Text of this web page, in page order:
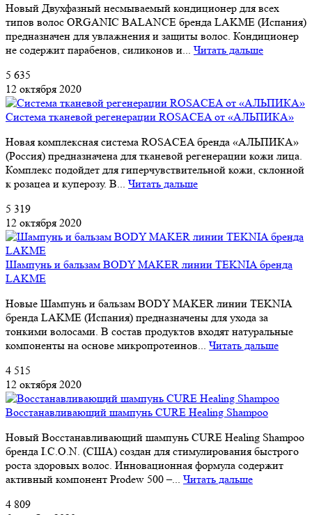
Новый Двухфазный несмываемый кондиционер для всех
типов волос ORGANIC BALANCE бренда LAKME (Испания)
предназначен для увлажнения и защиты волос. Кондиционер
не содержит парабенов, силиконов и... Читать дальше
5 635
12 октября 2020
Система тканевой регенерации ROSACEA от «АЛЬПИКА»
Новая комплексная система ROSACEA бренда «АЛЬПИКА»
(Россия) предназначена для тканевой регенерации кожи лица.
Комплекс подойдет для гиперчувствительной кожи, склонной
к розацеа и куперозу. В... Читать дальше
5 319
12 октября 2020
Шампунь и бальзам BODY MAKER линии TEKNIA бренда
LAKME
Новые Шампунь и бальзам BODY MAKER линии TEKNIA
бренда LAKME (Испания) предназначены для ухода за
тонкими волосами. В состав продуктов входят натуральные
компоненты на основе микропротеинов... Читать дальше
4 515
12 октября 2020
Восстанавливающий шампунь CURE Healing Shampoo
Новый Восстанавливающий шампунь CURE Healing Shampoo
бренда I.C.O.N. (США) создан для стимулирования быстрого
роста здоровых волос. Инновационная формула содержит
активный компонент Prodew 500 –... Читать дальше
4 809